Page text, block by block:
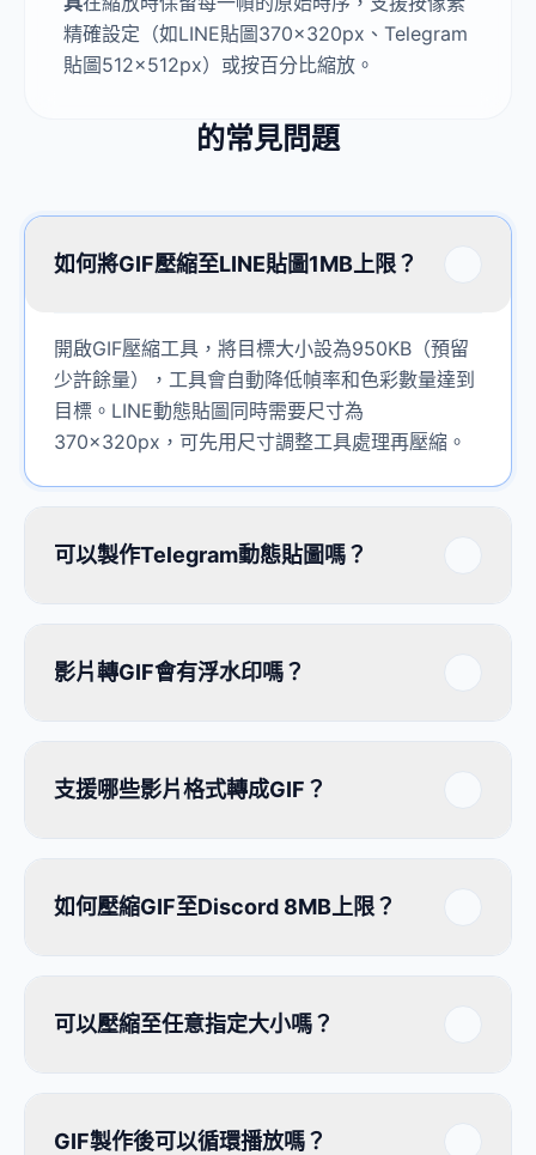
精確設定（如LINE貼圖370×320px、Telegram
貼圖512×512px）或按百分比縮放。
的常見問題
如何將GIF壓縮至LINE貼圖1MB上限？
開啟GIF壓縮工具，將目標大小設為950KB（預留
少許餘量），工具會自動降低幀率和色彩數量達到
目標。LINE動態貼圖同時需要尺寸為
370×320px，可先用尺寸調整工具處理再壓縮。
可以製作Telegram動態貼圖嗎？
影片轉GIF會有浮水印嗎？
支援哪些影片格式轉成GIF？
如何壓縮GIF至Discord 8MB上限？
可以壓縮至任意指定大小嗎？
GIF製作後可以循環播放嗎？